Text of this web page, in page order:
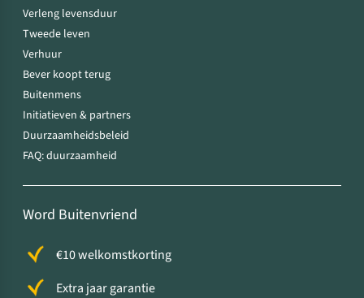
Verleng levensduur
Tweede leven
Verhuur
Bever koopt terug
Buitenmens
Initiatieven & partners
Duurzaamheidsbeleid
FAQ: duurzaamheid
Word Buitenvriend
€10 welkomstkorting
Extra jaar garantie